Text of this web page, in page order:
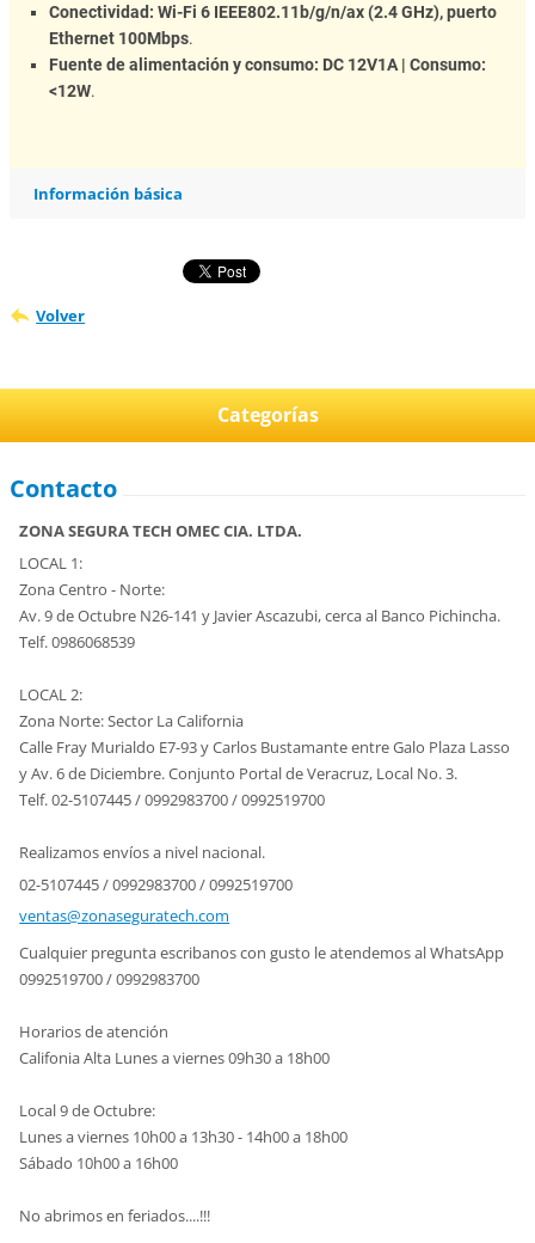
Conectividad: Wi-Fi 6 IEEE802.11b/g/n/ax (2.4 GHz), puerto
Ethernet 100Mbps.
Fuente de alimentación y consumo: DC 12V1A | Consumo:
<12W.
Información básica
Volver
Categorías
Contacto
ZONA SEGURA TECH OMEC CIA. LTDA.
LOCAL 1:
Zona Centro - Norte:
Av. 9 de Octubre N26-141 y Javier Ascazubi, cerca al Banco Pichincha.
Telf. 0986068539
LOCAL 2:
Zona Norte: Sector La California
Calle Fray Murialdo E7-93 y Carlos Bustamante entre Galo Plaza Lasso
y Av. 6 de Diciembre. Conjunto Portal de Veracruz, Local No. 3.
Telf. 02-5107445 / 0992983700 / 0992519700
Realizamos envíos a nivel nacional.
02-5107445 / 0992983700 / 0992519700
ventas@zonaseguratech.com
Cualquier pregunta escribanos con gusto le atendemos al WhatsApp
0992519700 / 0992983700
Horarios de atención
Califonia Alta Lunes a viernes 09h30 a 18h00
Local 9 de Octubre:
Lunes a viernes 10h00 a 13h30 - 14h00 a 18h00
Sábado 10h00 a 16h00
No abrimos en feriados....!!!